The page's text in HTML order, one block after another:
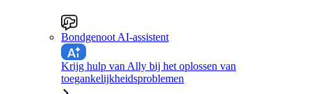
Bondgenoot AI-assistent
Krijg hulp van Ally bij het oplossen van
toegankelijkheidsproblemen